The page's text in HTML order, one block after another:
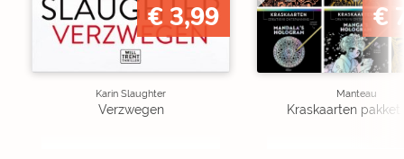
€ 3,99
Karin Slaughter
Verzwegen
€
Manteau
Kraskaarten pakket